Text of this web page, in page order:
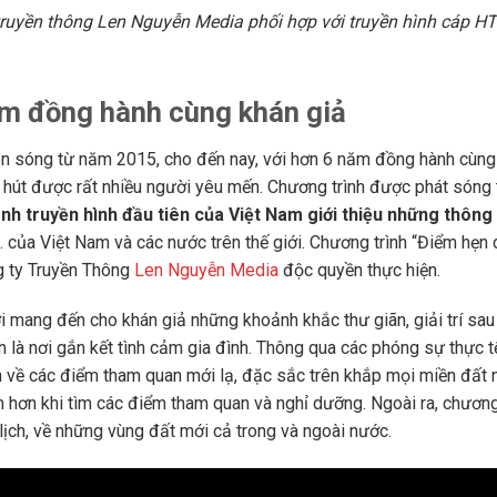
thông Len Nguyễn Media phối hợp với truyền hình cáp
đồng hành cùng khán giả
sóng từ năm 2015, cho đến nay, với hơn 6 năm đồng hành
được rất nhiều người yêu mến. Chương trình được phát sóng
truyền hình đầu tiên của Việt Nam giới thiệu những
Việt Nam và các nước trên thế giới. Chương trình “Điểm hẹn
Truyền Thông Len Nguyễn Media độc quyền thực hiện.
đến cho khán giả những khoảnh khắc thư giãn, giải trí
nơi gắn kết tình cảm gia đình. Thông qua các phóng sự thực
các điểm tham quan mới lạ, đặc sắc trên khắp mọi miền đất
khi tìm các điểm tham quan và nghỉ dưỡng. Ngoài ra,
về những vùng đất mới cả trong và ngoài nước.